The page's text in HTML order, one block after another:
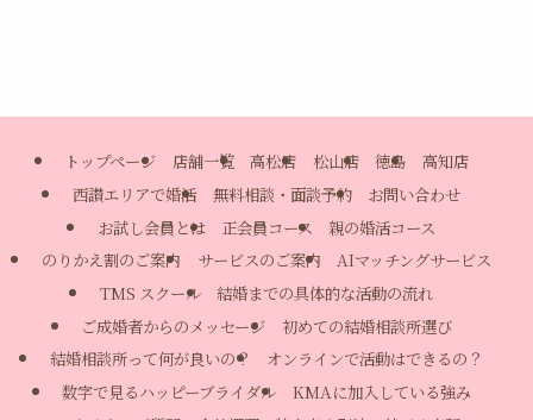
トップページ 店舗一覧 高松店 松山店 徳島
高知店
西讃エリアで婚活
無料相談・面談予約
お問い合わせ
お試し会員とは
正会員コース
親の婚活コース
のりかえ割のご案内
サービスのご案内
AIマッチングサービス
TMS スクール
結婚までの具体的な活動の流れ
ご成婚者からのメッセージ
初めての結婚相談所選び
結婚相談所って何が良いの？
オンラインで活動はできるの？
数字で見るハッピーブライダル
KMAに加入している強み